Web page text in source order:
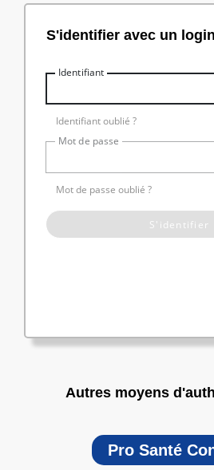
S'identifier avec un
Autres moyens
Pro Santé